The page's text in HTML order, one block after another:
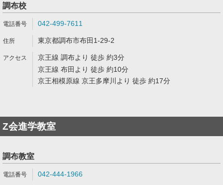
調布校
042-499-7611
東京都調布市布田1-29-2
京王線 調布より 徒歩 約3分
京王線 布田より 徒歩 約10分
京王相模原線 京王多摩川より 徒歩 約17分
Z会進学教室
調布教室
042-444-1966